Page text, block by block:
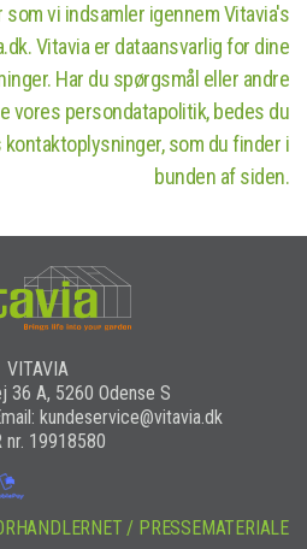
vi indsamler igennem Vitavia's
Vitavia er dataansvarlig for dine
Har du spørgsmål eller andre
vores persondatapolitik, bedes du
som du finder i
bunden af siden.
VITAVIA
36 A, 5260 Odense S
kundeservice@vitavia.dk
nr. 19918580
/ PRESSEMATERIALE